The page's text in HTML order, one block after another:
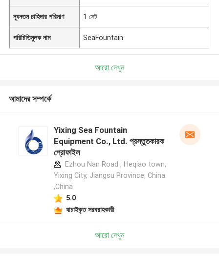
ন্যূনতম চাহিদার পরিমাণ 1 সেট
পরিচিতিমুলক নাম SeaFountain
আরো দেখুন
আমাদের সম্পর্কে
Yixing Sea Fountain
Equipment Co., Ltd. প্রস্তুতকারক
প্রোফাইল
Ezhou Nan Road , Heqiao town,
Yixing City, Jiangsu Province, China
,China
5.0
যাচাইকৃত সরবরাহকারী
আরো দেখুন